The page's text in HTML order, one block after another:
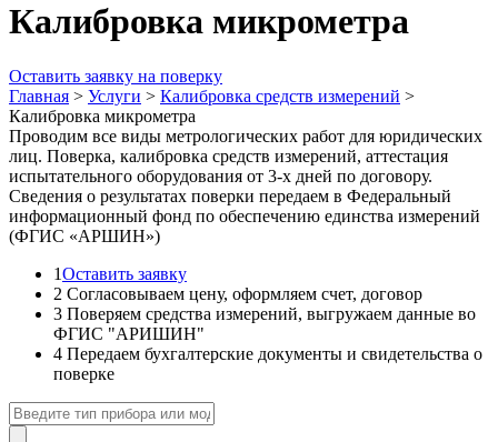
Калибровка микрометра
Оставить заявку на поверку
Главная > Услуги > Калибровка средств измерений >
Калибровка микрометра
Проводим все виды метрологических работ для юридических
лиц. Поверка, калибровка средств измерений, аттестация
испытательного оборудования от 3-х дней по договору.
Сведения о результатах поверки передаем в Федеральный
информационный фонд по обеспечению единства измерений
(ФГИС «АРШИН»)
1Оставить заявку
2 Согласовываем цену, оформляем счет, договор
3 Поверяем средства измерений, выгружаем данные во
ФГИС "АРИШИН"
4 Передаем бухгалтерские документы и свидетельства о
поверке